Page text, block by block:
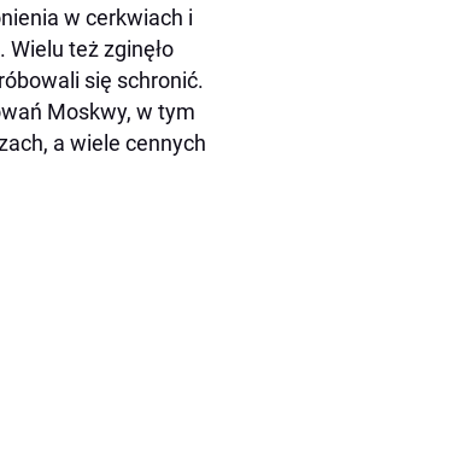
w cerkwiach i
Wielu też zginęło
się schronić.
Moskwy, w tym
a wiele cennych